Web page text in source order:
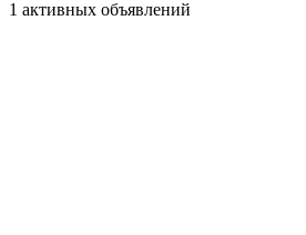
1 активных объявлений